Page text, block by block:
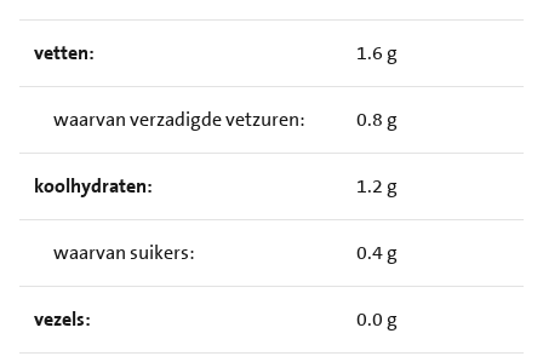
vetten: 1.6 g
waarvan verzadigde vetzuren: 0.8 g
koolhydraten: 1.2 g
waarvan suikers: 0.4 g
vezels: 0.0 g